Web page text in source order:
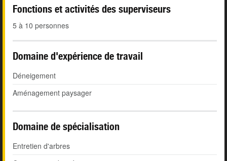
Fonctions et activités des superviseurs
5 à 10 personnes
Domaine d'expérience de travail
Déneigement
Aménagement paysager
Domaine de spécialisation
Entretien d'arbres